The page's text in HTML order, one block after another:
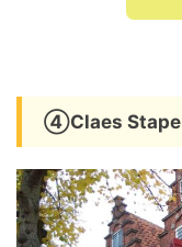
④Claes